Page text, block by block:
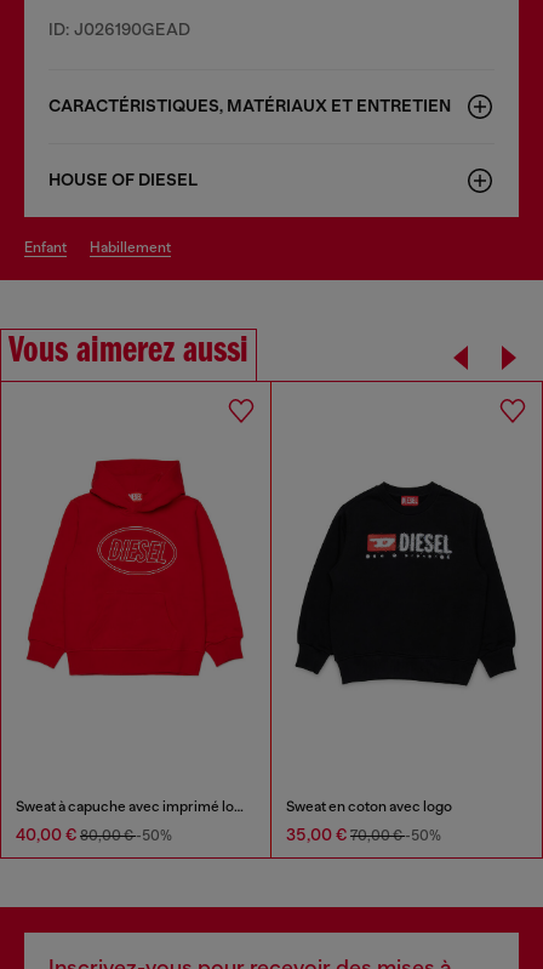
ID: J026190GEAD
CARACTÉRISTIQUES, MATÉRIAUX ET ENTRETIEN
HOUSE OF DIESEL
enfant habillement
Vous aimerez aussi
Sweat à capuche avec imprimé logo Diesel
40,00 € 80,00 €-50%
Sweat en coton avec logo
35,00 € 70,00 €-50%